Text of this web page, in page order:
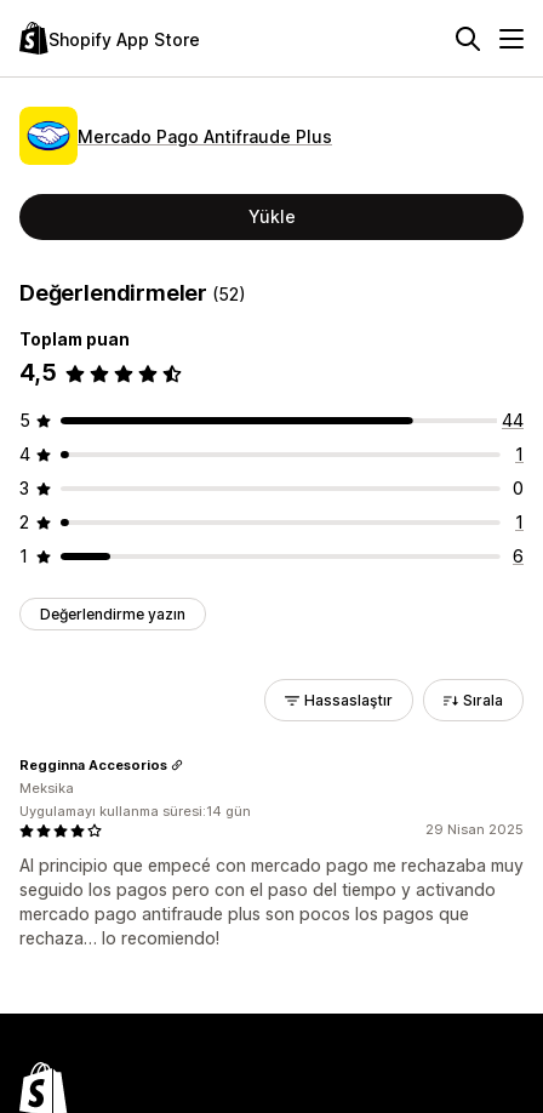
Shopify App Store
Mercado Pago Antifraude Plus
Yükle
Değerlendirmeler (52)
Toplam puan
4,5
5
44
4
1
3
0
2
1
1
6
Değerlendirme yazın
Hassaslaştır Sırala
29 Nisan 2025
Al principio que empecé con mercado pago me rechazaba muy
seguido los pagos pero con el paso del tiempo y activando
mercado pago antifraude plus son pocos los pagos que
rechaza… lo recomiendo!
Regginna Accesorios
Meksika
Uygulamayı kullanma süresi:14 gün